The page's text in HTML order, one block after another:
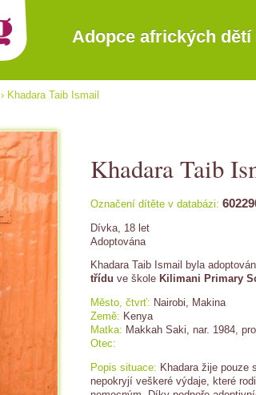
Adopce afrických dětí
› Khadara Taib Ismail
Khadara Taib
Označení dítěte v databázi:
Dívka, 18 let
Adoptována
Khadara Taib Ismail byla
třídu ve škole Kilimani Primary
Město, čtvrť: Nairobi, Makina
Země: Kenya
Matka: Makkah Saki, nar. 1984,
Otec:
Popis situace: Khadara žije pouze
nepokryjí veškeré výdaje, které